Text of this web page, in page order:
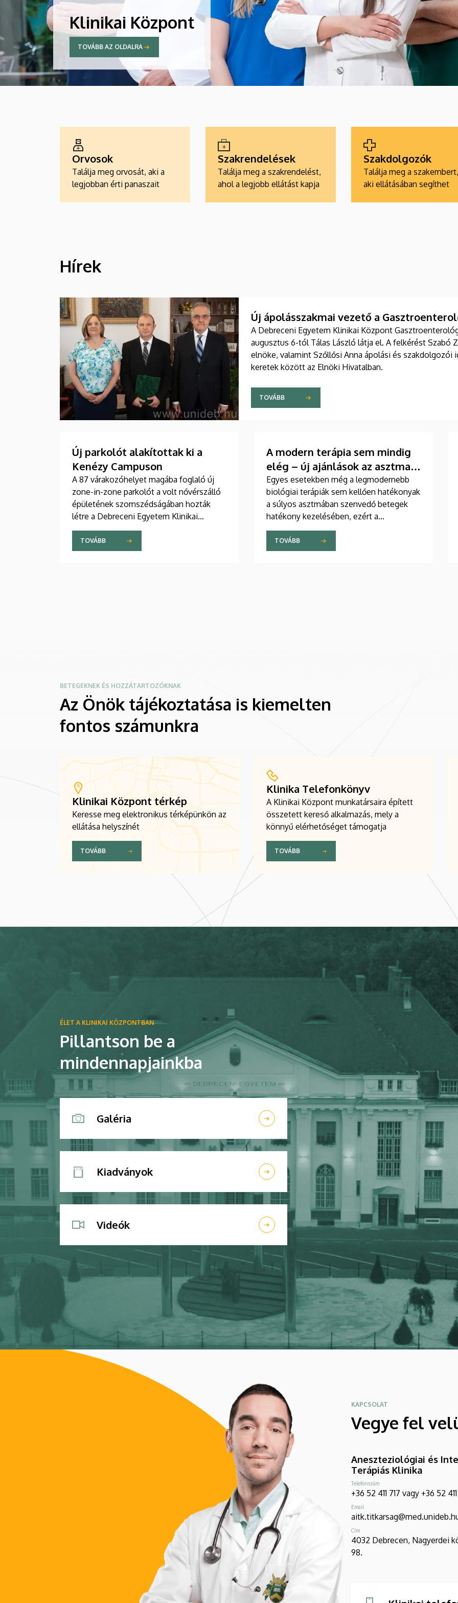
Klinikai Központ
TOVÁBB AZ OLDALRA
Orvosok
Találja meg orvosát, aki a
legjobban érti panaszait
Szakrendelések
Találja meg a szakrendelést,
ahol a legjobb ellátást kapja
Szakdolgozók
Találja meg a szakembert,
aki ellátásában segíthet
HÍREK
Hírek
Új ápolásszakmai vezető a
A Debreceni Egyetem Klinikai Központ
augusztus 6-tól Tálas László látja el. A felkérést Szabó
elnöke, valamint Szőllősi Anna ápolási és szakdolgozói
keretek között az Elnöki Hivatalban.
TOVÁBB
Új parkolót alakítottak ki a
Kenézy Campuson
A 87 várakozóhelyet magába foglaló új
zone-in-zone parkolót a volt nővérszálló
épületének szomszédságában hozták
létre a Debreceni Egyetem Klinikai
Központ Kenézy Gyula Campusán. Az új
területet várhatóan augusztusban nyitják
meg a járművek előtt.
TOVÁBB
A modern terápia sem mindig
elég – új ajánlások az asztma
kezelésében
Egyes esetekben még a legmodernebb
biológiai terápiák sem kellően hatékonyak
a súlyos asztmában szenvedő betegek
hatékony kezelésében, ezért a
szakemberek az új gyógyszerek
kifejlesztésére irányuló kutatások
felgyorsítását sürgetik. A témában a
TOVÁBB
BETEGEKNEK ÉS HOZZÁTARTOZÓKNAK
Az Önök tájékoztatása is kiemelten
fontos számunkra
Klinikai Központ térkép
Keresse meg elektronikus térképünkön az
ellátása helyszínét
TOVÁBB
Klinika Telefonkönyv
A Klinikai Központ munkatársaira épített
összetett kereső alkalmazás, mely a
könnyű elérhetőséget támogatja
TOVÁBB
ÉLET A KLINIKAI KÖZPONTBAN
Pillantson be a
mindennapjainkba
Galéria
Kiadványok
Videók
KAPCSOLAT
Vegye fel
Aneszteziológiai és
Terápiás Klinika
Telefonszám
+36 52 411 717 vagy +36 52
Email
Cím
4032 Debrecen, Nagyerdei
98.